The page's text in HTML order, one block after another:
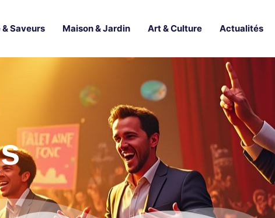
Saveurs Maison & Jardin Art & Culture Actualités